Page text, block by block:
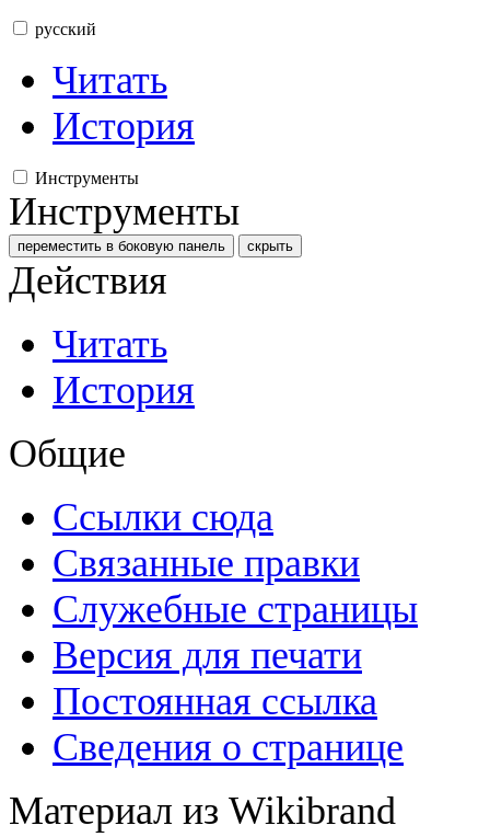
русский
Читать
История
Инструменты
Инструменты
переместить в боковую панель скрыть
Действия
Читать
История
Общие
Ссылки сюда
Связанные правки
Служебные страницы
Версия для печати
Постоянная ссылка
Сведения о странице
Материал из Wikibrand